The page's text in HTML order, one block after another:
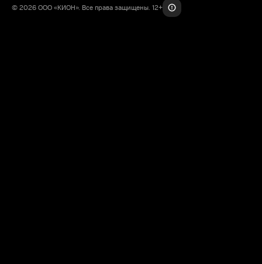
© 2026 ООО «КИОН». Все права защищены. 12+